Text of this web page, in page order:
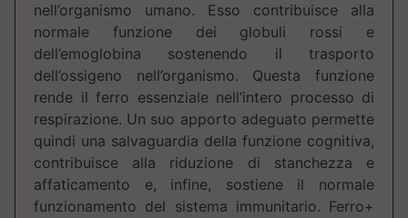
nell’organismo umano. Esso contribuisce alla
normale funzione dei globuli rossi e
dell’emoglobina sostenendo il trasporto
dell’ossigeno nell’organismo. Questa funzione
rende il ferro essenziale nell’intero processo di
respirazione. Un suo apporto adeguato permette
quindi una salvaguardia della funzione cognitiva,
contribuisce alla riduzione di stanchezza e
affaticamento e, infine, sostiene il normale
funzionamento del sistema immunitario. Ferro+